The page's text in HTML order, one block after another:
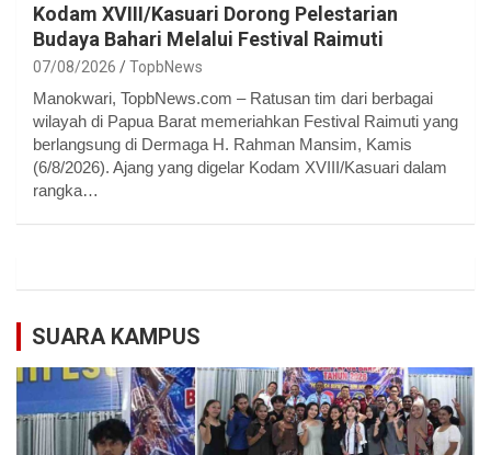
Kodam XVIII/Kasuari Dorong Pelestarian
Budaya Bahari Melalui Festival Raimuti
07/08/2026 TopbNews
Manokwari, TopbNews.com – Ratusan tim dari berbagai
wilayah di Papua Barat memeriahkan Festival Raimuti yang
berlangsung di Dermaga H. Rahman Mansim, Kamis
(6/8/2026). Ajang yang digelar Kodam XVIII/Kasuari dalam
rangka…
SUARA KAMPUS